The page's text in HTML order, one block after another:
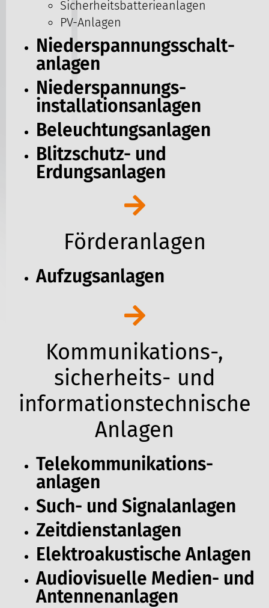
Sicherheitsbatterieanlagen
PV-Anlagen
Niederspannungsschalt­
anlagen
Niederspannungs­
installationsanlagen
Beleuchtungsanlagen
Blitzschutz- und
Erdungsanlagen
Förderanlagen
Aufzugsanlagen
Kommunikations-,
sicherheits- und
informationstechnische
Anlagen
Telekommunikations­
anlagen
Such- und Signalanlagen
Zeitdienstanlagen
Elektroakustische Anlagen
Audiovisuelle Medien- und
Antennenanlagen